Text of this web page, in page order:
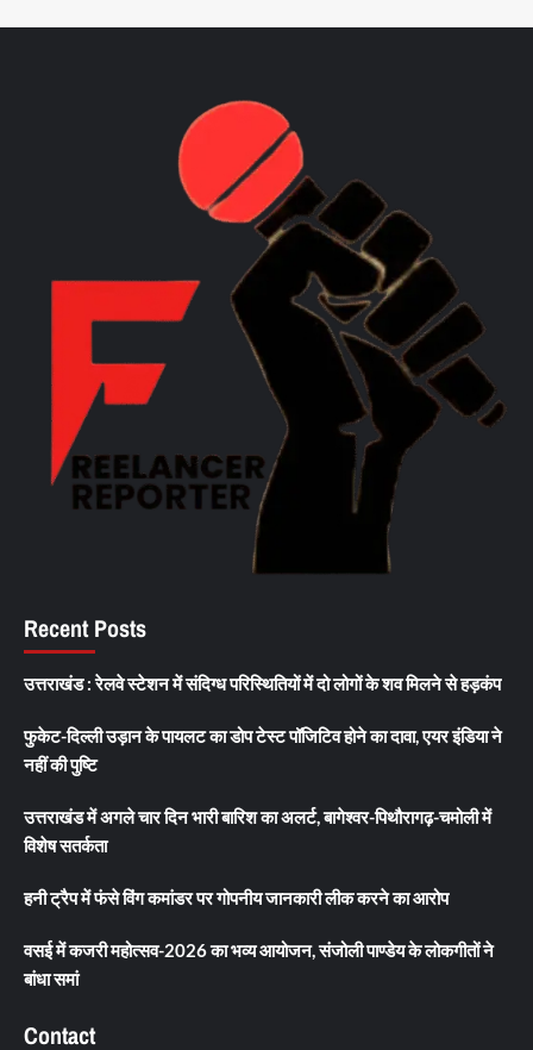
Recent Posts
उत्तराखंड : रेलवे स्टेशन में संदिग्ध परिस्थितियों में दो लोगों के शव मिलने से हड़कंप
फुकेट-दिल्ली उड़ान के पायलट का डोप टेस्ट पॉजिटिव होने का दावा, एयर इंडिया ने
नहीं की पुष्टि
उत्तराखंड में अगले चार दिन भारी बारिश का अलर्ट, बागेश्वर-पिथौरागढ़-चमोली में
विशेष सतर्कता
हनी ट्रैप में फंसे विंग कमांडर पर गोपनीय जानकारी लीक करने का आरोप
वसई में कजरी महोत्सव-2026 का भव्य आयोजन, संजोली पाण्डेय के लोकगीतों ने
बांधा समां
Contact